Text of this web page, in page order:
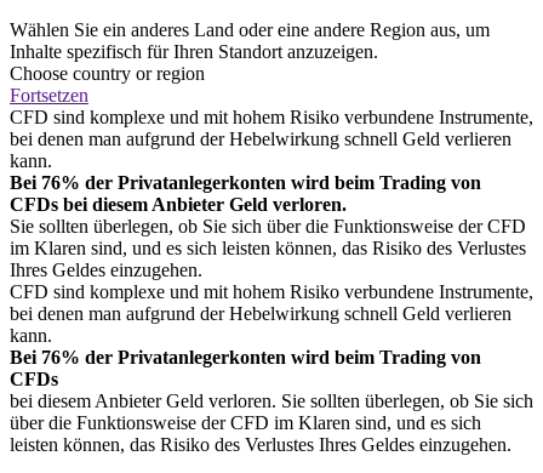
Wählen Sie ein anderes Land oder eine andere Region aus, um
Inhalte spezifisch für Ihren Standort anzuzeigen.
Choose country or region
Fortsetzen
CFD sind komplexe und mit hohem Risiko verbundene Instrumente,
bei denen man aufgrund der Hebelwirkung schnell Geld verlieren
kann.
Bei 76% der Privatanlegerkonten wird beim Trading von
CFDs bei diesem Anbieter Geld verloren.
Sie sollten überlegen, ob Sie sich über die Funktionsweise der CFD
im Klaren sind, und es sich leisten können, das Risiko des Verlustes
Ihres Geldes einzugehen.
CFD sind komplexe und mit hohem Risiko verbundene Instrumente,
bei denen man aufgrund der Hebelwirkung schnell Geld verlieren
kann.
Bei 76% der Privatanlegerkonten wird beim Trading von
CFDs
bei diesem Anbieter Geld verloren. Sie sollten überlegen, ob Sie sich
über die Funktionsweise der CFD im Klaren sind, und es sich
leisten können, das Risiko des Verlustes Ihres Geldes einzugehen.